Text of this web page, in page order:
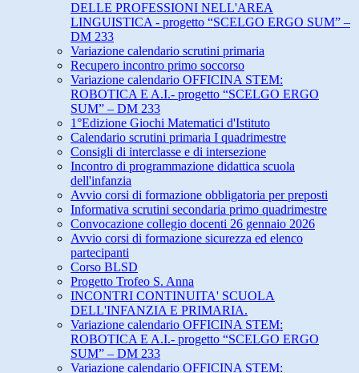
DELLE PROFESSIONI NELL'AREA
LINGUISTICA - progetto “SCELGO ERGO SUM” –
DM 233
Variazione calendario scrutini primaria
Recupero incontro primo soccorso
Variazione calendario OFFICINA STEM:
ROBOTICA E A.I.- progetto “SCELGO ERGO
SUM” – DM 233
1°Edizione Giochi Matematici d'Istituto
Calendario scrutini primaria I quadrimestre
Consigli di interclasse e di intersezione
Incontro di programmazione didattica scuola
dell'infanzia
Avvio corsi di formazione obbligatoria per preposti
Informativa scrutini secondaria primo quadrimestre
Convocazione collegio docenti 26 gennaio 2026
Avvio corsi di formazione sicurezza ed elenco
partecipanti
Corso BLSD
Progetto Trofeo S. Anna
INCONTRI CONTINUITA' SCUOLA
DELL'INFANZIA E PRIMARIA.
Variazione calendario OFFICINA STEM:
ROBOTICA E A.I.- progetto “SCELGO ERGO
SUM” – DM 233
Variazione calendario OFFICINA STEM: